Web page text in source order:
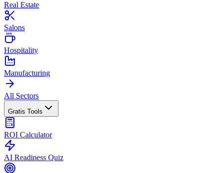
Real Estate
Salons
Hospitality
Manufacturing
All Sectors
Gratis Tools
ROI Calculator
AI Readiness Quiz